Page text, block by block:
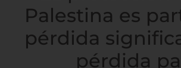
Palestina es
pérdida
pérdida